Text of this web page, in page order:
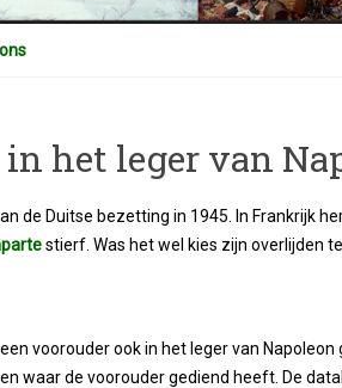
het leger van
de Duitse bezetting in 1945. In Frankrijk
stierf. Was het wel kies zijn overlijden
voorouder ook in het leger van
waar de voorouder gediend heeft. De